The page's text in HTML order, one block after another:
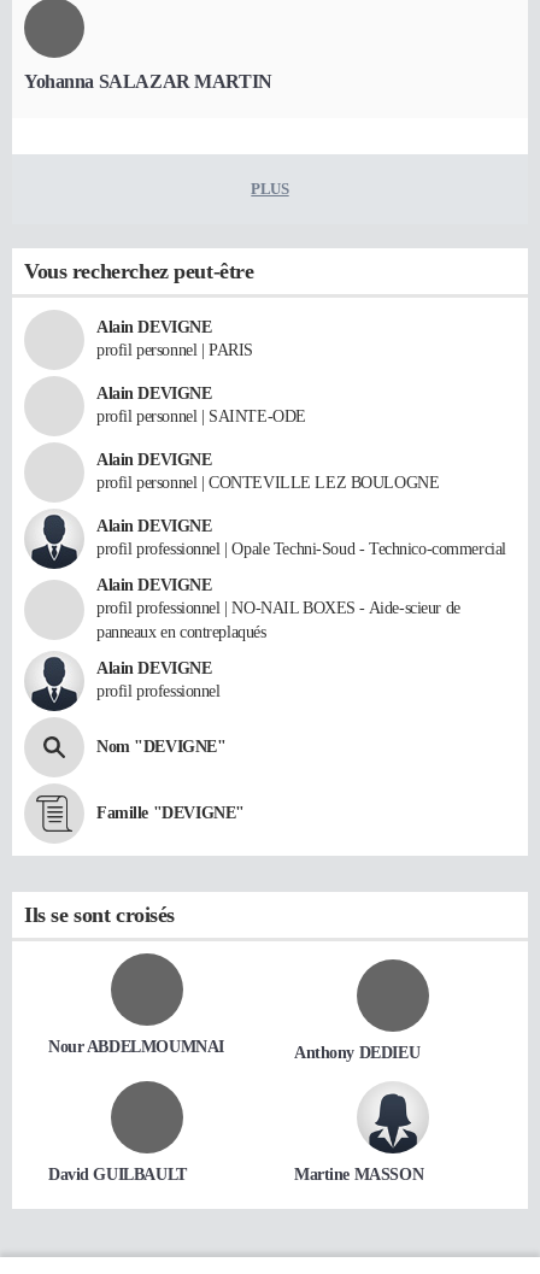
Yohanna SALAZAR MARTIN
PLUS
Vous recherchez peut-être
Alain DEVIGNE
profil personnel | PARIS
Alain DEVIGNE
profil personnel | SAINTE-ODE
Alain DEVIGNE
profil personnel | CONTEVILLE LEZ BOULOGNE
Alain DEVIGNE
profil professionnel | Opale Techni-Soud - Technico-commercial
Alain DEVIGNE
profil professionnel | NO-NAIL BOXES - Aide-scieur de
panneaux en contreplaqués
Alain DEVIGNE
profil professionnel
Nom "DEVIGNE"
Famille "DEVIGNE"
Ils se sont croisés
Nour ABDELMOUMNAI Anthony DEDIEU
David GUILBAULT Martine MASSON